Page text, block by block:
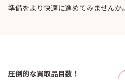
準備をより快適に進めてみませんか。
圧倒的な買取品目数！